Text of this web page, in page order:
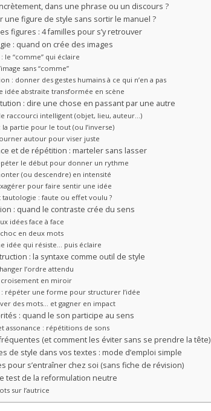
dans une phrase ou un discours ?
une figure de style sans sortir le manuel ?
figures : 4 familles pour s’y retrouver
: quand on crée des images
le “comme” qui éclaire
sans “comme”
: donner des gestes humains à ce qui n’en a pas
idée abstraite transformée en scène
: dire une chose en passant par une autre
raccourci intelligent (objet, lieu, auteur…)
la partie pour le tout (ou l’inverse)
autour pour viser juste
et de répétition : marteler sans lasser
le début pour donner un rythme
(ou descendre) en intensité
pour faire sentir une idée
tautologie : faute ou effet voulu ?
: quand le contraste crée du sens
idées face à face
en deux mots
idée qui résiste… puis éclaire
: la syntaxe comme outil de style
l’ordre attendu
croisement en miroir
: répéter une forme pour structurer l’idée
des mots… et gagner en impact
: quand le son participe au sens
assonance : répétitions de sons
(et comment les éviter sans se prendre la tête)
de style dans vos textes : mode d’emploi simple
pour s’entraîner chez soi (sans fiche de révision)
test de la reformulation neutre
sur l’autrice